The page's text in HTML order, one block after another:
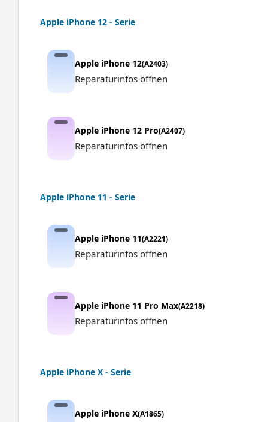
Apple iPhone 12 - Serie
Apple iPhone 12(A2403)
Reparaturinfos öffnen
Apple iPhone 12 Pro(A2407)
Reparaturinfos öffnen
Apple iPhone 11 - Serie
Apple iPhone 11(A2221)
Reparaturinfos öffnen
Apple iPhone 11 Pro Max(A2218)
Reparaturinfos öffnen
Apple iPhone X - Serie
Apple iPhone X(A1865)